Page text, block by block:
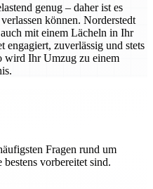
genug – daher ist es
können. Norderstedt
mit einem Lächeln in Ihr
engagiert, zuverlässig und stets
wird Ihr Umzug zu einem
Fragen rund um
vorbereitet sind.